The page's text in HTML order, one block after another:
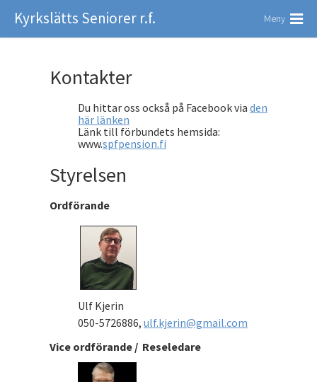
Kyrkslätts Seniorer r.f. Meny
Kontakter
Du hittar oss också på Facebook via den
här länken
Länk till förbundets hemsida:
www.spfpension.fi
Styrelsen
Ordförande
Ulf Kjerin
050-5726886, ulf.kjerin@gmail.com
Vice ordförande / Reseledare